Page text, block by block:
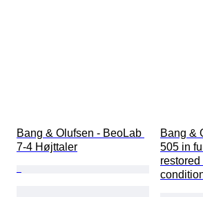
Bang & Olufsen - BeoLab
7-4 Højttaler
Bang &
505 in